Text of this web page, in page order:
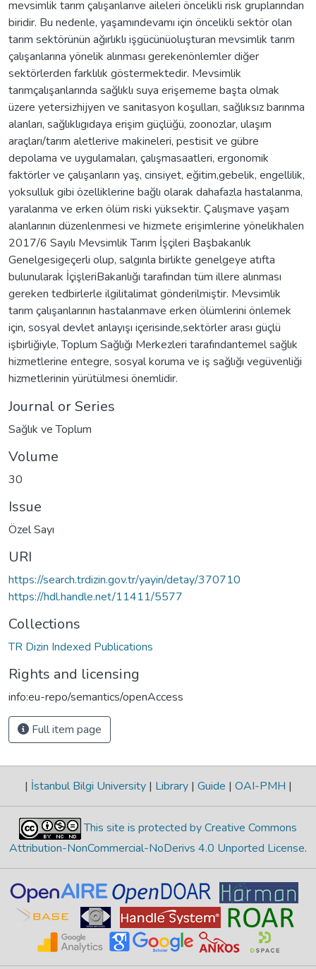
mevsimlik tarım çalışanlarıve aileleri öncelikli risk gruplarından
biridir. Bu nedenle, yaşamındevamı için öncelikli sektör olan
tarım sektörünün ağırlıklı işgücünüoluşturan mevsimlik tarım
çalışanlarına yönelik alınması gerekenönlemler diğer
sektörlerden farklılık göstermektedir. Mevsimlik
tarımçalışanlarında sağlıklı suya erişememe başta olmak
üzere yetersizhijyen ve sanitasyon koşulları, sağlıksız barınma
alanları, sağlıklıgıdaya erişim güçlüğü, zoonozlar, ulaşım
araçları/tarım aletlerive makineleri, pestisit ve gübre
depolama ve uygulamaları, çalışmasaatleri, ergonomik
faktörler ve çalışanların yaş, cinsiyet, eğitim,gebelik, engellilik,
yoksulluk gibi özelliklerine bağlı olarak dahafazla hastalanma,
yaralanma ve erken ölüm riski yüksektir. Çalışmave yaşam
alanlarının düzenlenmesi ve hizmete erişimlerine yönelikhalen
2017/6 Sayılı Mevsimlik Tarım İşçileri Başbakanlık
Genelgesigeçerli olup, salgınla birlikte genelgeye atıfta
bulunularak İçişleriBakanlığı tarafından tüm illere alınması
gereken tedbirlerle ilgilitalimat gönderilmiştir. Mevsimlik
tarım çalışanlarının hastalanmave erken ölümlerini önlemek
için, sosyal devlet anlayışı içerisinde,sektörler arası güçlü
işbirliğiyle, Toplum Sağlığı Merkezleri tarafındantemel sağlık
hizmetlerine entegre, sosyal koruma ve iş sağlığı vegüvenliği
hizmetlerinin yürütülmesi önemlidir.
Journal or Series
Sağlık ve Toplum
Volume
30
Issue
Özel Sayı
URI
https://search.trdizin.gov.tr/yayin/detay/370710
https://hdl.handle.net/11411/5577
Collections
TR Dizin Indexed Publications
Rights and licensing
info:eu-repo/semantics/openAccess
Full item page
| İstanbul Bilgi University | Library | Guide | OAI-PMH |
This site is protected by Creative Commons
Attribution-NonCommercial-NoDerivs 4.0 Unported License.